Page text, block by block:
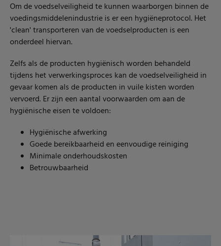
Om de voedselveiligheid te kunnen waarborgen binnen de
voedingsmiddelenindustrie is er een hygiëneprotocol. Het
'clean' transporteren van de voedselproducten is een
onderdeel hiervan.
Zelfs als de producten hygiënisch worden behandeld
tijdens het verwerkingsproces kan de voedselveiligheid in
gevaar komen als de producten in vuile kisten worden
vervoerd. Er zijn een aantal voorwaarden om aan de
hygiënische eisen te voldoen:
Hygiënische afwerking
Goede bereikbaarheid en eenvoudige reiniging
Minimale onderhoudskosten
Betrouwbaarheid